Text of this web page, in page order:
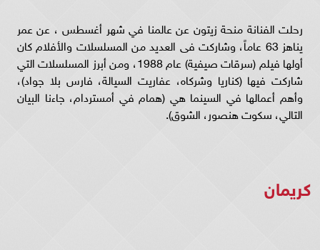
رحلت الفنانة منحة زيتون عن عالمنا في شهر أغسطس ، عن عمر
يناهز 63 عاماً، وشاركت فى العديد من المسلسلات والأفلام كان
أولها فيلم (سرقات صيفية) عام 1988، ومن أبرز المسلسلات التي
شاركت فيها (كناريا وشركاه، عفاريت السيالة، فارس بلا جواد)،
وأهم أعمالها في السينما هي (همام في أمستردام، جاءنا البيان
التالي، سكوت هنصور، الشوق).
كريمان